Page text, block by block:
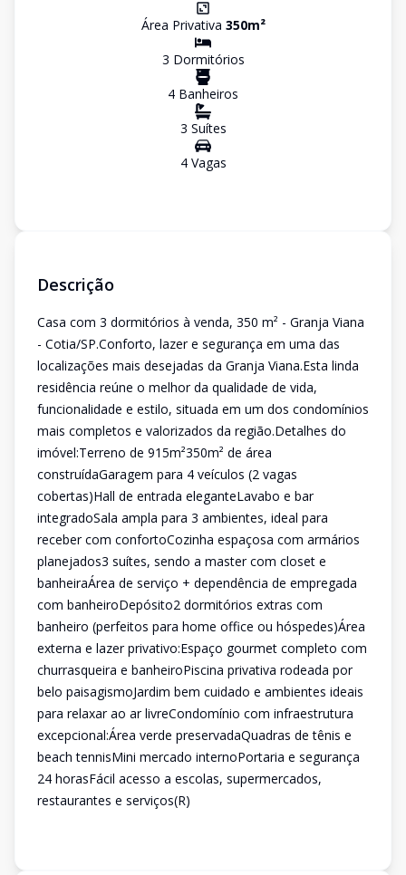
Área Privativa 350m²
3 Dormitórios
4 Banheiros
3 Suítes
4Vagas
Descrição
Casa com 3 dormitórios à venda, 350 m² - Granja Viana
- Cotia/SP.Conforto, lazer e segurança em uma das
localizações mais desejadas da Granja Viana.Esta linda
residência reúne o melhor da qualidade de vida,
funcionalidade e estilo, situada em um dos condomínios
mais completos e valorizados da região.Detalhes do
imóvel:Terreno de 915m²350m² de área
construídaGaragem para 4 veículos (2 vagas
cobertas)Hall de entrada eleganteLavabo e bar
integradoSala ampla para 3 ambientes, ideal para
receber com confortoCozinha espaçosa com armários
planejados3 suítes, sendo a master com closet e
banheiraÁrea de serviço + dependência de empregada
com banheiroDepósito2 dormitórios extras com
banheiro (perfeitos para home office ou hóspedes)Área
externa e lazer privativo:Espaço gourmet completo com
churrasqueira e banheiroPiscina privativa rodeada por
belo paisagismoJardim bem cuidado e ambientes ideais
para relaxar ao ar livreCondomínio com infraestrutura
excepcional:Área verde preservadaQuadras de tênis e
beach tennisMini mercado internoPortaria e segurança
24 horasFácil acesso a escolas, supermercados,
restaurantes e serviços(R)